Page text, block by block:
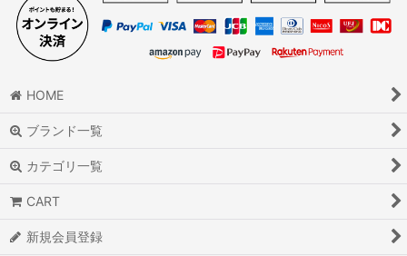
HOME
ブランド一覧
カテゴリ一覧
CART
新規会員登録